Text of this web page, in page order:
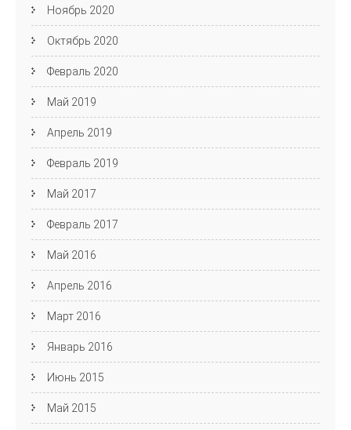
Ноябрь 2020
Октябрь 2020
Февраль 2020
Май 2019
Апрель 2019
Февраль 2019
Май 2017
Февраль 2017
Май 2016
Апрель 2016
Март 2016
Январь 2016
Июнь 2015
Май 2015